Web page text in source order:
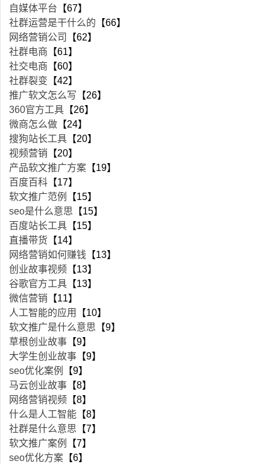
自媒体平台 【67】
社群运营是干什么的 【66】
网络营销公司
【62】
社群电商 【61】
社交电商 【60】
社群裂变 【42】
推广软文怎么写 【26】
360官方工具 【26】
微商怎么做 【24】
搜狗站长工具 【20】
视频营销 【20】
产品软文推广方案 【19】
百度百科 【17】
软文推广范例
【15】
seo是什么意思 【15】
百度站长工具 【15】
直播带货 【14】
网络营销如何赚钱 【13】
创业故事视频 【13】
谷歌官方工具 【13】
微信营销 【11】
人工智能的应用
【10】
软文推广是什么意思 【9】
草根创业故事 【9】
大学生创业故事 【9】
seo优化案例
【9】
马云创业故事 【8】
网络营销视频 【8】
什么是人工智能 【8】
社群是什么意思 【7】
软文推广案例
【7】
seo优化方案 【6】